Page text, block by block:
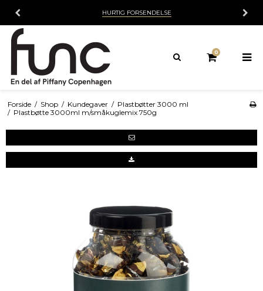
HURTIG FORSENDELSE
0
Forside / Shop / Kundegaver / Plastbøtter 3000 ml
/ Plastbøtte 3000ml m/småkuglemix 750g